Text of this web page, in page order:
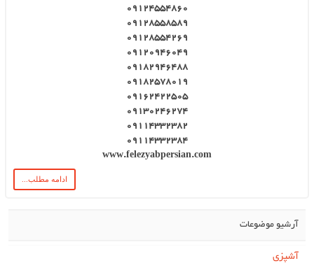
۰۹۱۲۴۵۵۴۸۶۰
۰۹۱۲۸۵۵۸۵۸۹
۰۹۱۲۸۵۵۴۲۶۹
۰۹۱۲۰۹۴۶۰۴۹
۰۹۱۸۲۹۴۶۴۸۸
۰۹۱۸۲۵۷۸۰۱۹
۰۹۱۶۲۴۲۲۵۰۵
۰۹۱۳۰۲۴۶۲۷۴
۰۹۱۱۴۳۳۲۳۸۲
۰۹۱۱۴۳۳۲۳۸۴
www.felezyabpersian.com
ادامه مطلب...
آرشیو موضوعات
آشپزی